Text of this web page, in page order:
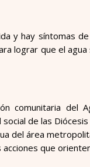
y hay síntomas
lograr que el
comunitaria del
de las Diócesis
del área
que